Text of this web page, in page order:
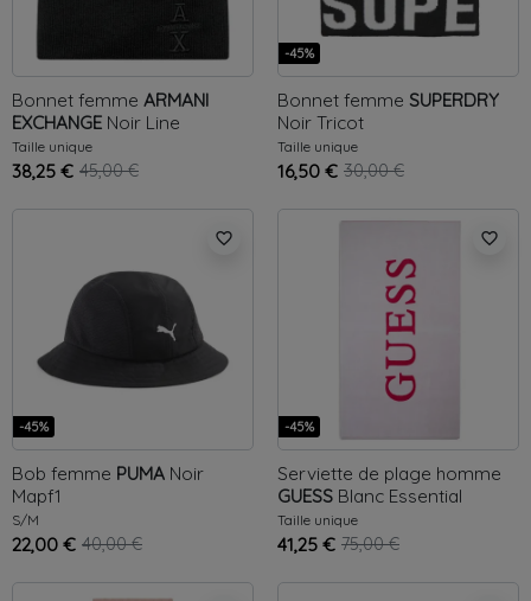
Bonnet femme ARMANI
EXCHANGE Noir Line
Taille unique
38,25 € 45,00 €
-45%
Bonnet femme SUPERDRY
Noir Tricot
Taille unique
16,50 € 30,00 €
favorite_border
-45%
Bob femme PUMA Noir
Mapf1
S/M
22,00 € 40,00 €
favorite_border
-45%
Serviette de plage homme
GUESS Blanc Essential
Taille unique
41,25 € 75,00 €